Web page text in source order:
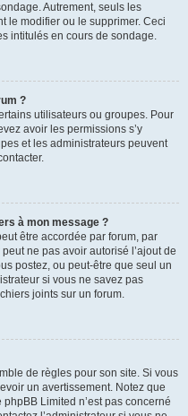
Autrement, seuls les
le modifier ou le supprimer. Ceci
intitulés en cours de sondage.
?
utilisateurs ou groupes. Pour
avoir les permissions s’y
et les administrateurs peuvent
à mon message ?
être accordée par forum, par
ne pas avoir autorisé l’ajout de
postez, ou peut-être que seul un
si vous ne savez pas
joints sur un forum.
de règles pour son site. Si vous
un avertissement. Notez que
Limited n’est pas concerné